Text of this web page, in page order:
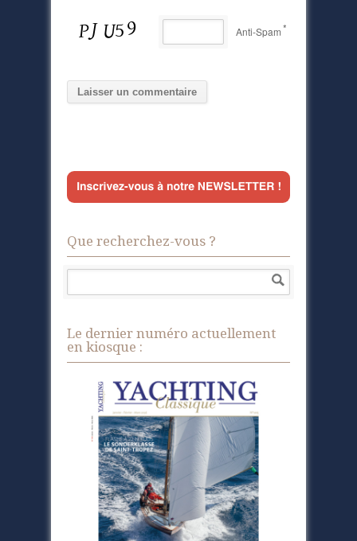
Anti-Spam*
Que recherchez-vous ?
Le dernier numéro actuellement
en kiosque :